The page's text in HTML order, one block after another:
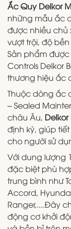
Ắc Quy Delkor
những mẫu ắc
được nhiều chủ
vượt trội, độ
Sản phẩm được
Controls Delkor
thương hiệu ắc
Thuộc dòng ắc
– Sealed
châu Âu, Delkor
định kỳ, giúp
cho người sử
Với dung lượng
đặc biệt phù
trung bình như
Accord,
Ranger,....Đây
động cơ khởi